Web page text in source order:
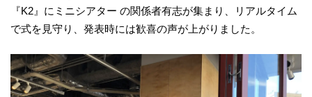
『K2』にミニシアター の関係者有志が集まり、リアルタイム
で式を見守り、発表時には歓喜の声が上がりました。